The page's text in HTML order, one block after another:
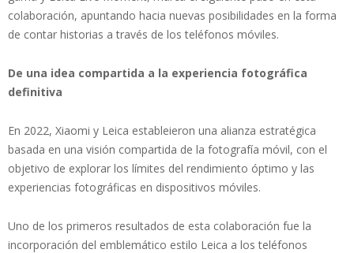
colaboración, apuntando hacia nuevas posibilidades en la forma
de contar historias a través de los teléfonos móviles.
De una idea compartida a la experiencia fotográfica
definitiva
En 2022, Xiaomi y Leica estableieron una alianza estratégica
basada en una visión compartida de la fotografía móvil, con el
objetivo de explorar los límites del rendimiento óptimo y las
experiencias fotográficas en dispositivos móviles.
Uno de los primeros resultados de esta colaboración fue la
incorporación del emblemático estilo Leica a los teléfonos